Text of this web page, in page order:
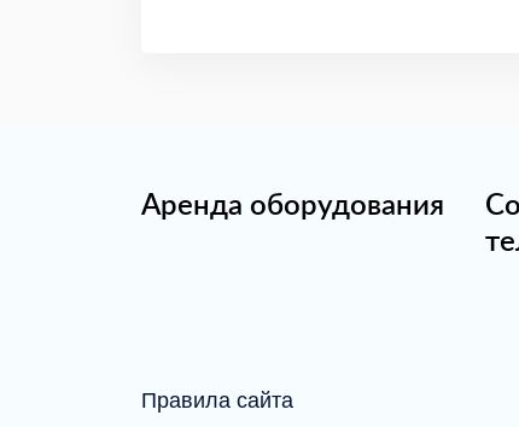
Аренда оборудования
Правила сайта